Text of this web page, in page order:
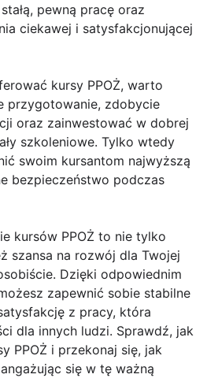
pewną pracę oraz
ciekawej i satysfakcjonującej
kursy PPOŻ, warto
przygotowanie, zdobycie
oraz zainwestować w dobrej
szkoleniowe. Tylko wtedy
swoim kursantom najwyższą
bezpieczeństwo podczas
kursów PPOŻ to nie tylko
szansa na rozwój dla Twojej
Dzięki odpowiednim
zapewnić sobie stabilne
z pracy, która
dla innych ludzi. Sprawdź, jak
PPOŻ i przekonaj się, jak
się w tę ważną